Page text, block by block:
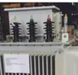
HAUS
Ningbo
Tianan
(Group)
Co.,Ltd..
Rights
Reserved.